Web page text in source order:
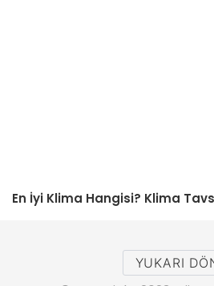
En İyi Klima Hangisi? Klima
YUKARI